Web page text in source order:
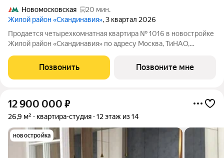
Новомосковская
20 мин.
Жилой район «Скандинавия», 3 квартал 2026
Продается четырехкомнатная квартира № 1016 в новостройке
Жилой район «Скандинавия» по адресу Москва, ТиНАО,
Скандинавия, 25.6, район Коммунарка, Новомосковский
административный округ, Москва. Общая
Позвонить Позвоните мне
12 900 000 ₽
26,9 м² квартира-студия 12 этаж из 14
новостройка